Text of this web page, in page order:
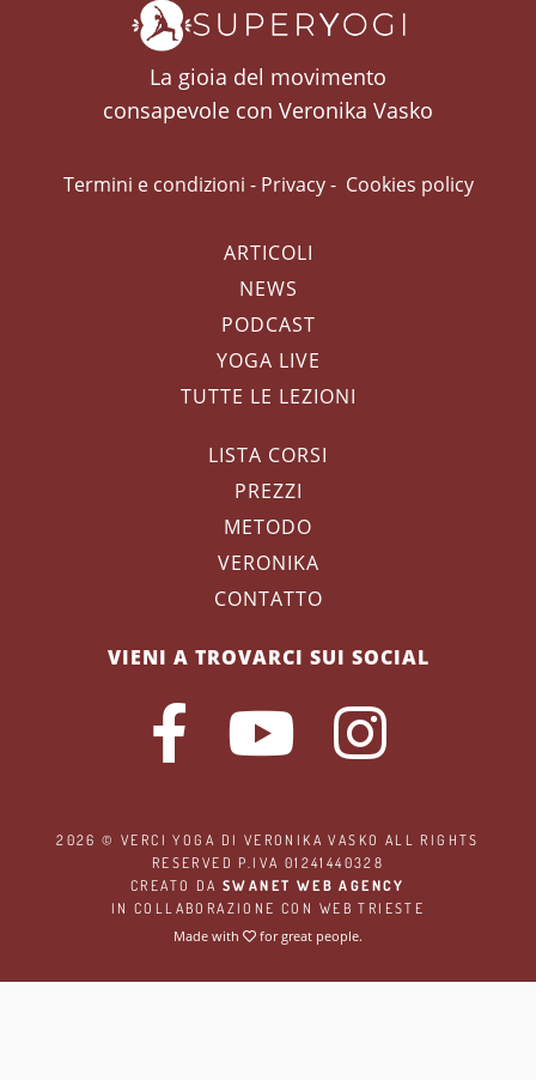
La gioia del movimento
consapevole con Veronika Vasko
Termini e condizioni - Privacy- Cookies policy
ARTICOLI
NEWS
PODCAST
YOGA LIVE
TUTTE LE LEZIONI
LISTA CORSI
PREZZI
METODO
VERONIKA
CONTATTO
VIENI A TROVARCI SUI SOCIAL
2026 ©VERCI YOGA DI VERONIKA VASKO ALL RIGHTS
RESERVED P.IVA 01241440328
CREATO DASWANET WEB AGENCY
IN COLLABORAZIONE CON WEB TRIESTE
Made with
for great people.